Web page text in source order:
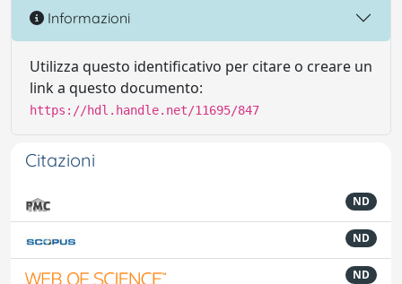
Informazioni
Utilizza questo identificativo per citare o creare un
link a questo documento:
https://hdl.handle.net/11695/847
Citazioni
ND
ND
ND